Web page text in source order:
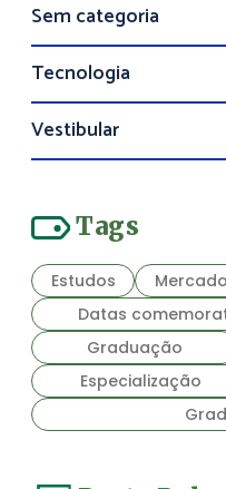
Sem categoria
Tecnologia
Vestibular
Tags
Estudos
Datas
Graduação
Especialização